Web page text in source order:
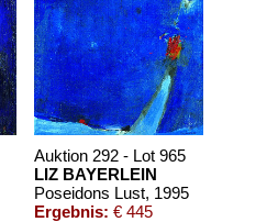
Auktion 292 - Lot 965
LIZ BAYERLEIN
Poseidons Lust, 1995
Ergebnis: € 445